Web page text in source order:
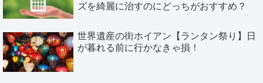
ズを綺麗に治すのにどっちがおすすめ？
世界遺産の街ホイアン【ランタン祭り】日
が暮れる前に行かなきゃ損！